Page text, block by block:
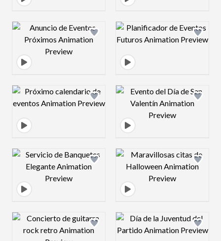
Design preview image Design preview
Design preview image Design preview
Design preview image Design preview
Design preview image Design preview